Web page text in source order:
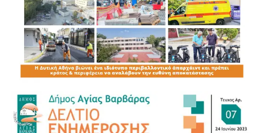
1 παραβίαση απαγορευτικής πινακίδας
1 παράβαση για επίδειξη οδηγικής ικανότητας
25 λοιπές παραβάσεις του ΚΟΚ
ιδιαίτερα γύρω από το Μετρό, τους κεντρικούς δρόμους
και τα σχολικά συγκροτήματα, ενισχύει την πρόληψη και
την αποτροπή παραβατικών συμπεριφορών.